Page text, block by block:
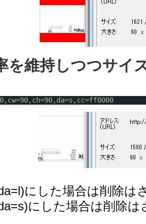
を維持しつつサイ
にした場合は削除は
にした場合は削除